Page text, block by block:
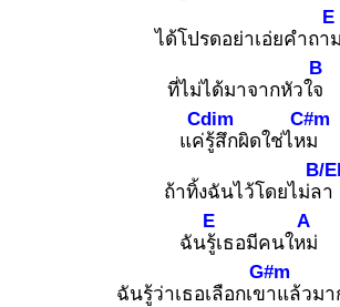
ได้โปรดอย่าเอ่ยคำถาม
E
ที่ไม่ได้มาจากหัวใจ
B
แค่รู้
Cdim
สึกผิดใช่ไหม
C#m
ถ้าทิ้งฉันไว้โดยไม่ลา
B/
ฉันรู้เ
E
ธอมีคนใหม่
A
ฉันรู้ว่าเธอเลือกเขา
G#m
แล้วมา